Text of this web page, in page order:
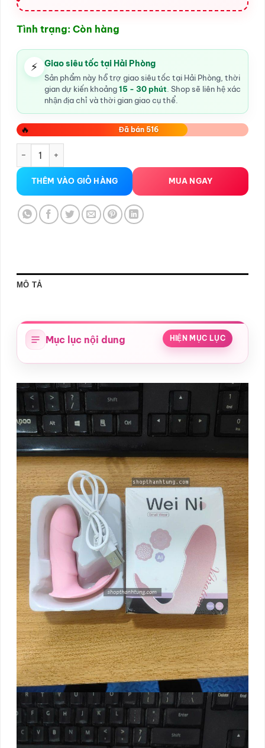
Tình trạng: Còn hàng
⚡ Giao siêu tốc tại Hải Phòng
Sản phẩm này hỗ trợ giao siêu tốc tại Hải Phòng, thời
gian dự kiến khoảng15 - 30 phút . Shop sẽ liên hệ xác
nhận địa chỉ và thời gian giao cụ thể.
🔥 Đã bán 516
THÊM VÀO GIỎ HÀNG MUA NGAY
MÔ TẢ
Mục lục nội dung HIỆN MỤC LỤC